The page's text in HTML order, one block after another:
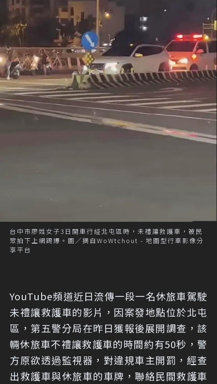
台中市廖姓女子3日開車行經北屯區時，未禮讓救護車，被民
眾拍下上網踢爆。圖／摘自WoWtchout - 地圖型行車影像分
享平台
YouTube頻道近日流傳一段一名休旅車駕駛
未禮讓救護車的影片，因案發地點位於北屯
區，第五警分局在昨日獲報後展開調查，該
輛休旅車不禮讓救護車的時間約有50秒，警
方原欲透過監視器，對違規車主開罰，經查
出救護車與休旅車的車牌，聯絡民間救護車